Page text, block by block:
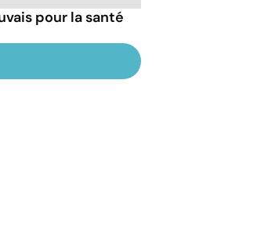
pour la santé